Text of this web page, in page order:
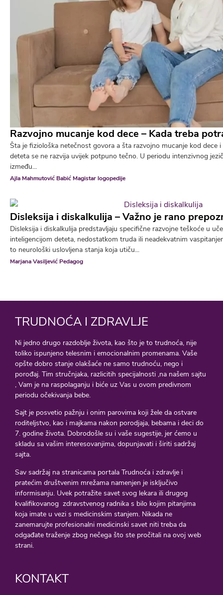
Razvojno mucanje kod dece – Kada treba
Šta je fiziološka netečnost govora a šta razvojno mucanje kod dece
deteta se ne razvija uvijek potpuno tečno. U periodu intenzivnog
između...
Ajla Mahmutović Babić Magistar logopedije
Disleksija i diskalkulija – Važno je rano
Disleksija i diskalkulija predstavljaju specifične razvojne teškoće u
inteligencijom deteta, nedostatkom truda ili neadekvatnim
to neurološki uslovljena stanja koja utiču...
Marjana Vasiljević Pedagog
TRUDNOĆA I ZDRAVLJE
Ni jedno drugo razdoblje života, kao što je to trudnoća, nije
toliko ispunjeno telesnim i emocionalnim promenama. Vaše
opšte dobro stanje olakšaće ne samo trudnoću, nego i
porođaj. Tim stručnjaka, razlicitih specijalnosti ,na našem sajtu
, Vam je na raspolaganju i biće uz Vas u ovom predivnom
periodu očekivanja bebe.
Sajt je posvetio pažnju i onim parovima koji žele da ostvare
roditeljstvo, kao i majkama nakon porodjaja, bebama i deci do
7. godine života. Dobrodošle su i vaše sugestije, jer ćemo u
skladu sa vašim interesovanjima, dopunjavati i širiti sadržaj
sajta.
Sav sadržaj na stranicama portala Trudnoća i zdravlje i
pratećim društvenim mrežama namenjen je isključivo
informisanju. Uvek potražite savet svog lekara ili drugog
kvalifikovanog zdravstvenog radnika s bilo kojim pitanjima
koja imate u vezi s medicinskim stanjem. Nikada ne
zanemarujte profesionalni medicinski savet niti treba da
odgađate traženje zbog nečega što ste pročitali na ovoj web
strani.
KONTAKT